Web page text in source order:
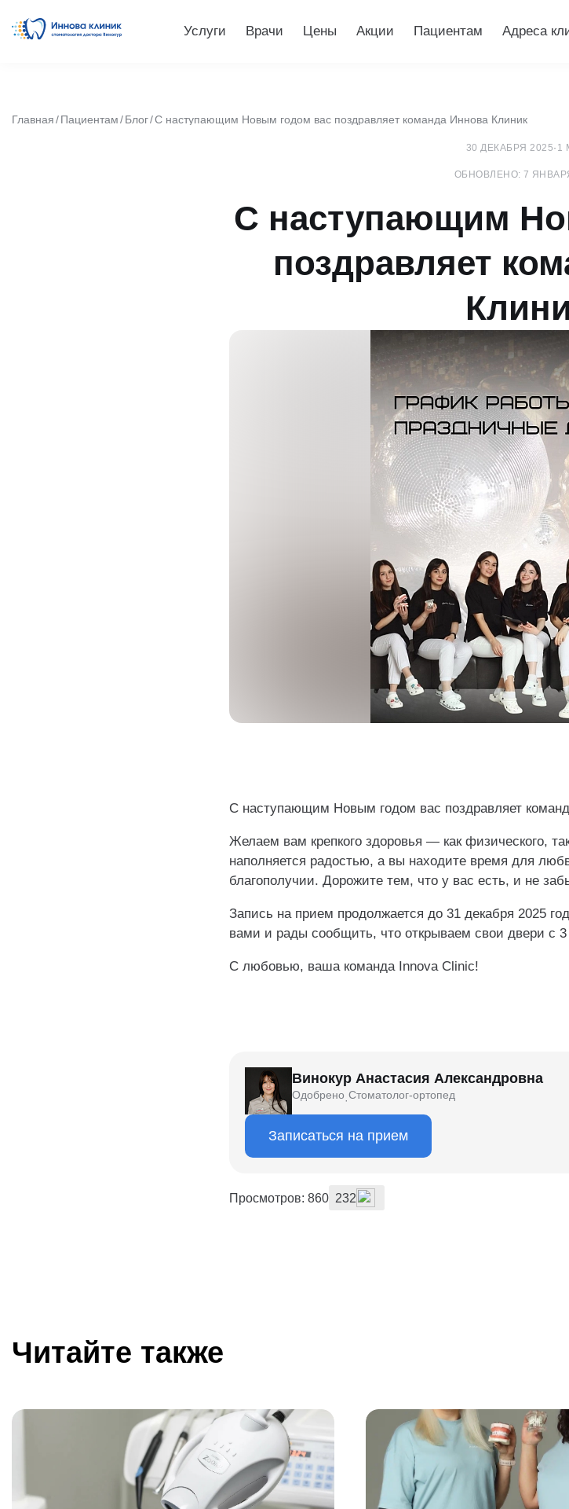
Услуги Врачи Цены Акции Пациентам Адреса
Главная Пациентам Блог С наступающим Новым годом вас поздравляет команда Иннова Клиник
30 ДЕКАБРЯ 2025· 1
ОБНОВЛЕНО: 7
С наступающим
поздравляет
С наступающим Новым годом вас поздравляет
Желаем вам крепкого здоровья — как физического,
наполняется радостью, а вы находите время для
благополучии. Дорожите тем, что у вас есть, и не
Запись на прием продолжается до 31 декабря 2025
вами и рады сообщить, что открываем свои двери с 3
С любовью, ваша команда Innova Clinic!
Винокур Анастасия Александровна
Одобрено·Стоматолог-ортопед
Записаться на прием
Просмотров: 860 232
Читайте также